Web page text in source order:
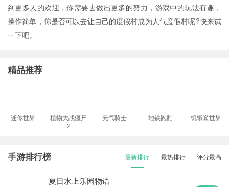
到更多人的欢迎，你需要去做出更多的努力，游戏中的玩法有趣，
操作简单，你是否可以去让自己的度假村成为人气度假村呢?快来试
一下吧。
精品推荐
迷你世界
植物大战僵尸
2
元气骑士 地铁跑酷 饥饿鲨世界
手游排行榜 最新排行 最热排行 评分最高
夏日水上乐园物语